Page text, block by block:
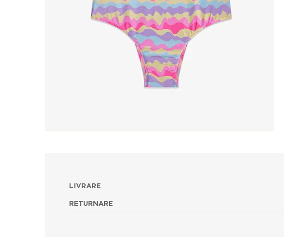
LIVRARE
RETURNARE